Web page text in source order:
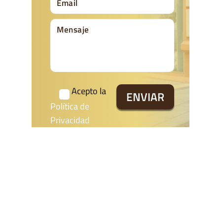
Acepto la
Política de
Privacidad